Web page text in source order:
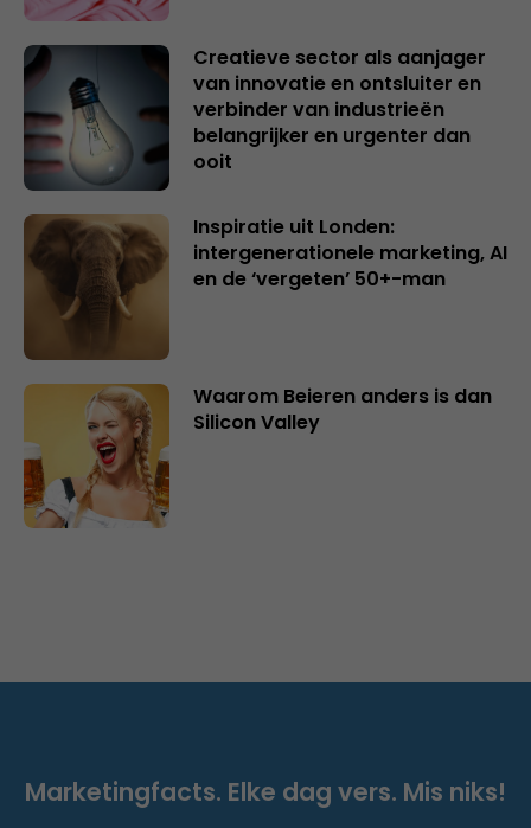
Creatieve sector als aanjager
van innovatie en ontsluiter en
verbinder van industrieën
belangrijker en urgenter dan
ooit
Inspiratie uit Londen:
intergenerationele marketing, AI
en de ‘vergeten’ 50+-man
Waarom Beieren anders is dan
Silicon Valley
Marketingfacts. Elke dag vers. Mis niks!